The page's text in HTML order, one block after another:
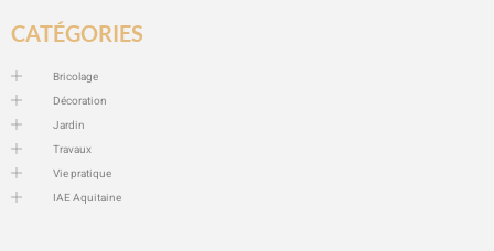
CATÉGORIES
Bricolage
Décoration
Jardin
Travaux
Vie pratique
IAE Aquitaine